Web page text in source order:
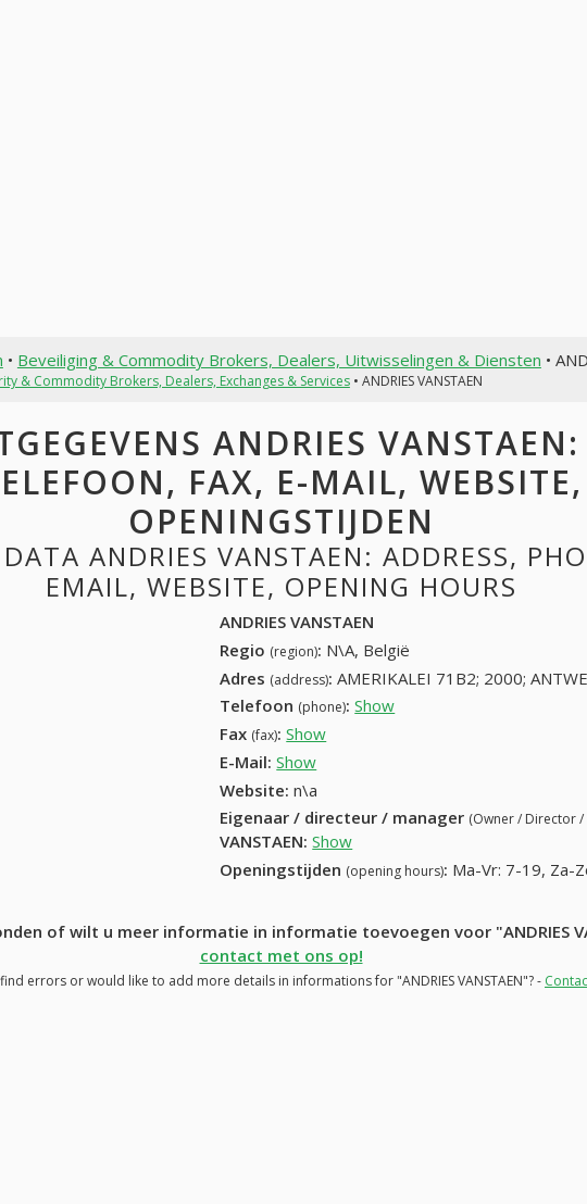
• Beveiliging & Commodity Brokers, Dealers, Uitwisselingen & Diensten •
& Commodity Brokers, Dealers, Exchanges & Services• ANDRIES VANSTAEN
ANDRIES VANSTAEN:
FAX, E-MAIL, WEBSITE,
OPENINGSTIJDEN
ANDRIES VANSTAEN: ADDRESS,
EMAIL, WEBSITE, OPENING HOURS
ANDRIES VANSTAEN
Regio (region): N\A, België
Adres (address): AMERIKALEI 71B2; 2000;
Telefoon (phone): Show
Fax (fax): Show
E-Mail: Show
Website: n\a
Eigenaar / directeur / manager (Owner / Director /
VANSTAEN: Show
Openingstijden (opening hours): Ma-Vr: 7-19, Za-
of wilt u meer informatie in informatie toevoegen voor "ANDRIES
contact met ons op!
errors or would like to add more details in informations for "ANDRIES VANSTAEN"? -